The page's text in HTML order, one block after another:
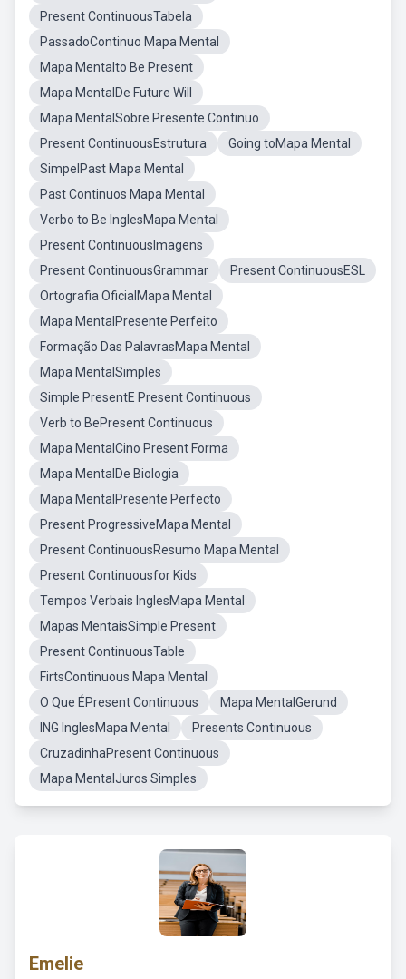
Present ContinuousTabela
PassadoContinuo Mapa Mental
Mapa Mentalto Be Present
Mapa MentalDe Future Will
Mapa MentalSobre Presente Continuo
Present ContinuousEstrutura
Going toMapa Mental
SimpelPast Mapa Mental
Past Continuos Mapa Mental
Verbo to Be InglesMapa Mental
Present ContinuousImagens
Present ContinuousGrammar
Present ContinuousESL
Ortografia OficialMapa Mental
Mapa MentalPresente Perfeito
Formação Das PalavrasMapa Mental
Mapa MentalSimples
Simple PresentE Present Continuous
Verb to BePresent Continuous
Mapa MentalCino Present Forma
Mapa MentalDe Biologia
Mapa MentalPresente Perfecto
Present ProgressiveMapa Mental
Present ContinuousResumo Mapa Mental
Present Continuousfor Kids
Tempos Verbais InglesMapa Mental
Mapas MentaisSimple Present
Present ContinuousTable
FirtsContinuous Mapa Mental
O Que ÉPresent Continuous
Mapa MentalGerund
ING InglesMapa Mental
Presents Continuous
CruzadinhaPresent Continuous
Mapa MentalJuros Simples
Emelie